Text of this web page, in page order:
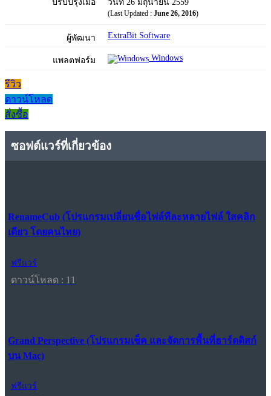
ปรับปรุงเมื่อ วันที่ 26 มิถุนายน 2559
(Last Updated : June 26, 2016)
ผู้พัฒนา ExtraBit Software
แพลตฟอร์ม Windows
รีวิว
ดาวน์โหลด
สั่งซื้อ
ซอฟต์แวร์ที่เกี่ยวข้อง
RenameCub (โปรแกรมเปลี่ยนชื่อไฟล์ทีละหลายไฟล์ ใสคลิก
เดียว โดยคนไทย)
ฟรีแวร์
ดาวน์โหลด : 11
Grand Perspective (โปรแกรมเช็ค และจัดการพื้นที่ฮาร์ดดิสก์
บน Mac)
ฟรีแวร์